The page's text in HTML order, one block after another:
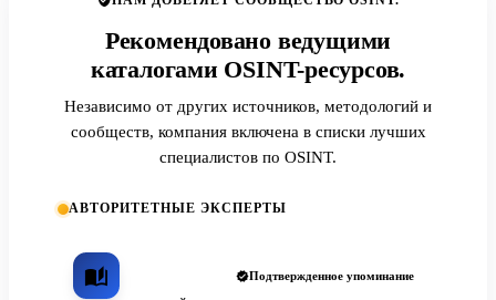
Рекомендовано ведущими
каталогами OSINT-ресурсов.
Независимо от других источников, методологий и
сообществ, компания включена в списки лучших
специалистов по OSINT.
АВТОРИТЕТНЫЕ ЭКСПЕРТЫ
Подтвержденное упоминание